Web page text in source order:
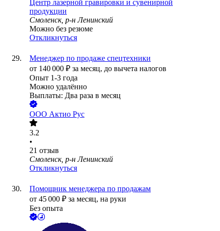
Центр лазерной гравировки и сувенирной
продукции
Смоленск, р-н Ленинский
Можно без резюме
Откликнуться
Менеджер по продаже спецтехники
от 140 000 ₽ за месяц, до вычета налогов
Опыт 1-3 года
Можно удалённо
Выплаты: Два раза в месяц
ООО Актио Рус
3.2
•
21 отзыв
Смоленск, р-н Ленинский
Откликнуться
Помощник менеджера по продажам
от 45 000 ₽ за месяц, на руки
Без опыта